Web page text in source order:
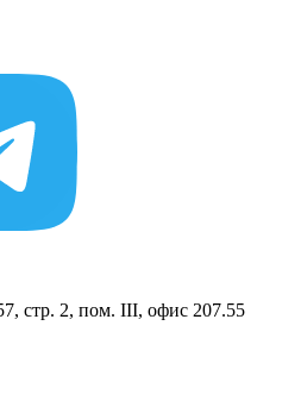
стр. 2, пом. III, офис 207.55